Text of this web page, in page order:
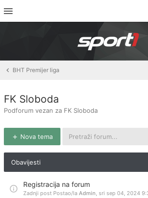
BHT Premijer liga
FK Sloboda
Podforum vezan za FK Sloboda
Nova tema
Obavijesti
Registracija na forum
Zadnji post Postao/la Admin, sri sep 04, 2024